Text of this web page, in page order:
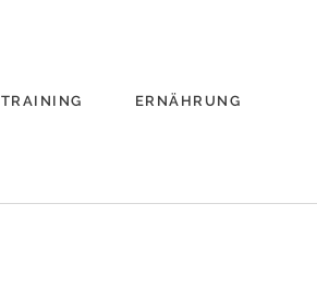
TRAINING ERNÄHRUNG